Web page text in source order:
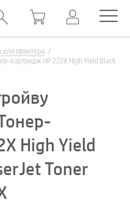
принтера
картридж HP 222X High Yield Black
High Yield
Toner